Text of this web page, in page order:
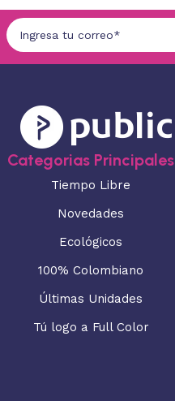
Categorias Principales
Tiempo Libre
Novedades
Ecológicos
100% Colombiano
Últimas Unidades
Tú logo a Full Color